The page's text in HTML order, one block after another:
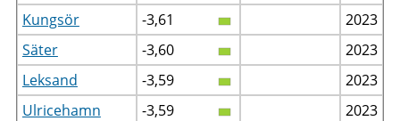
Kungsör
-3,61
2023
Säter
-3,60
2023
Leksand
-3,59
2023
Ulricehamn
-3,59
2023